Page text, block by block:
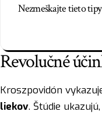
Nezmeškajte tieto
Revolučné
Kroszpovidón
liekov. Štúdie